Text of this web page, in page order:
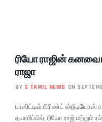
ரியோ ராஜின்
ராஜா
BY G TAMIL NEWS ON
பாஸிட்டிவ் பிரிண்ட் ஸ்டூடியோஸ்
தயாரிப்பில், ரியோ ராஜ் மற்றும்